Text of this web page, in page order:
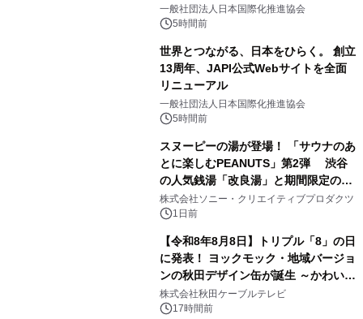
をリリース
一般社団法人日本国際化推進協会
5時間前
世界とつながる、日本をひらく。 創立
13周年、JAPI公式Webサイトを全面
リニューアル
一般社団法人日本国際化推進協会
5時間前
スヌーピーの湯が登場！ 「サウナのあ
とに楽しむPEANUTS」第2弾 渋谷
の人気銭湯「改良湯」と期間限定のコ
ラボレーション サウナイキタイコラ
ボグッズも発売決定！
株式会社ソニー・クリエイティブプロダクツ
1日前
【令和8年8月8日】トリプル「8」の日
に発表！ ヨックモック・地域バージョ
ンの秋田デザイン缶が誕生 ～かわいい
秋田犬の子犬と秋田の四季と名所を巡
るパッケージ～ 9月1日(火)秋田県内で
株式会社秋田ケーブルテレビ
17時間前